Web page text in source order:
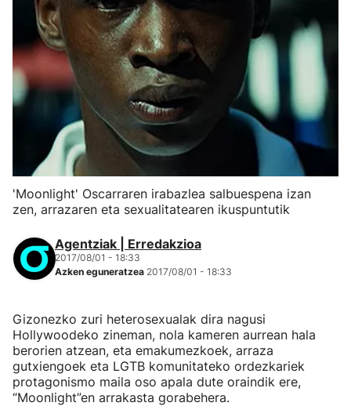
'Moonlight' Oscarraren irabazlea salbuespena izan
zen, arrazaren eta sexualitatearen ikuspuntutik
Agentziak | Erredakzioa
2017/08/01 - 18:33
Azken eguneratzea 2017/08/01 - 18:33
Gizonezko zuri heterosexualak dira nagusi
Hollywoodeko zineman, nola kameren aurrean hala
berorien atzean, eta emakumezkoek, arraza
gutxiengoek eta LGTB komunitateko ordezkariek
protagonismo maila oso apala dute oraindik ere,
“Moonlight”en arrakasta gorabehera.